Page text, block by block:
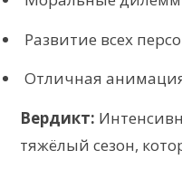
Развитие всех
Отличная
Вердикт:
тяжёлый сезон,